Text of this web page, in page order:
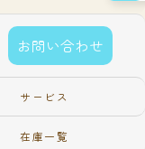
お問い合わせ
サービス
在庫一覧